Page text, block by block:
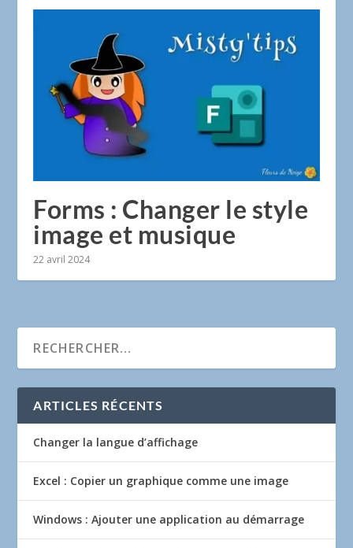
Forms : Changer le style
image et musique
22 avril 2024
ARTICLES RÉCENTS
Changer la langue d’affichage
Excel : Copier un graphique comme une image
Windows : Ajouter une application au démarrage